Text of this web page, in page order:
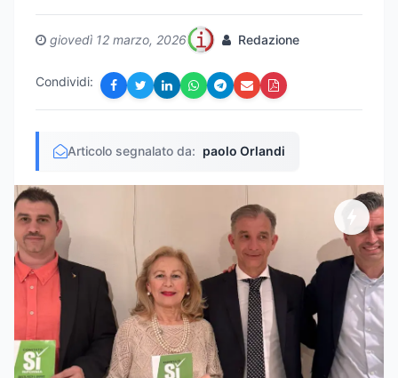
giovedì 12 marzo, 2026 Redazione
Condividi:
Articolo segnalato da: paolo Orlandi